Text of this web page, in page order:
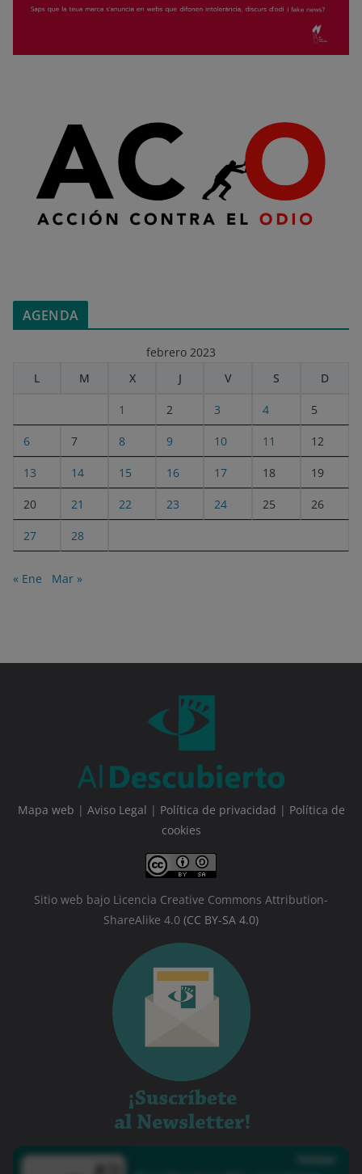
AGENDA
febrero 2023
L
M X J V S D
1 2 3 4 5
6 7 8 9 10 11 12
13 14 15 16 17 18 19
20 21 22 23 24 25 26
27 28
« Ene Mar »
Mapa web | Aviso Legal | Política de privacidad | Política de
cookies
Sitio web bajo Licencia Creative Commons Attribution-
ShareAlike 4.0 (CC BY-SA 4.0)